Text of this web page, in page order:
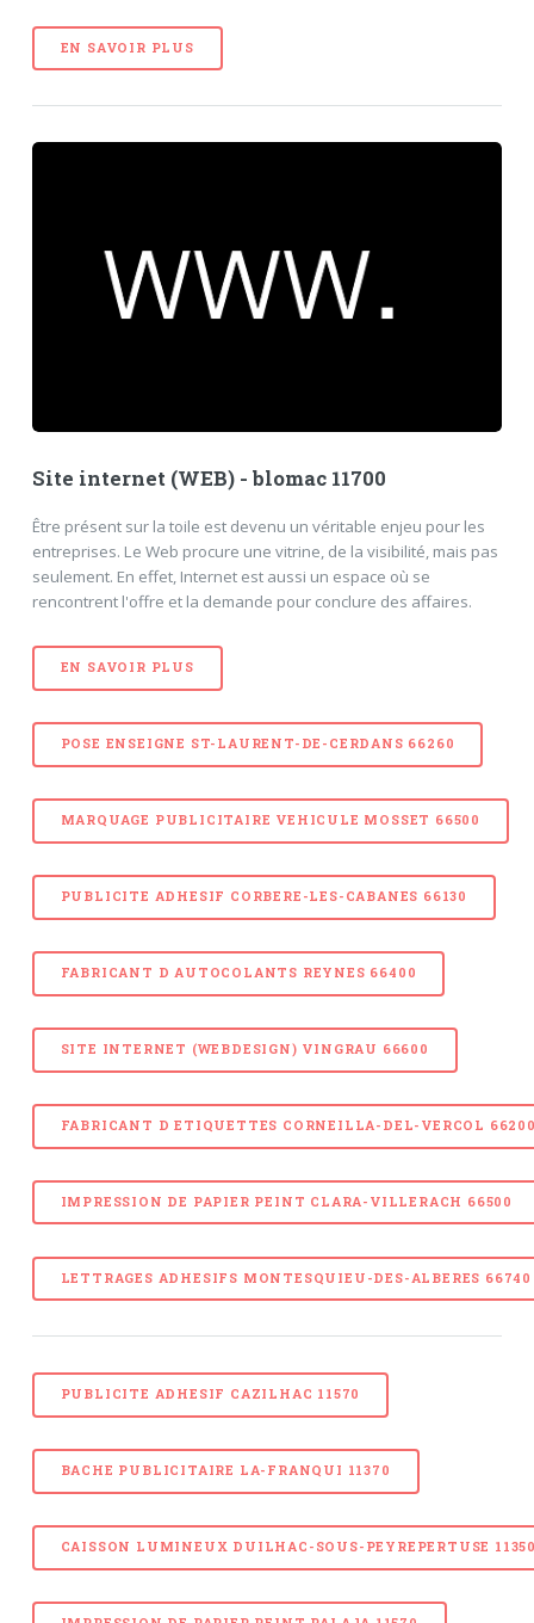
EN SAVOIR PLUS
Site internet (WEB) - blomac 11700
Être présent sur la toile est devenu un véritable enjeu pour les
entreprises. Le Web procure une vitrine, de la visibilité, mais pas
seulement. En effet, Internet est aussi un espace où se
rencontrent l'offre et la demande pour conclure des affaires.
EN SAVOIR PLUS
POSE ENSEIGNE ST-LAURENT-DE-CERDANS 66260
MARQUAGE PUBLICITAIRE VEHICULE MOSSET 66500
PUBLICITE ADHESIF CORBERE-LES-CABANES 66130
FABRICANT D AUTOCOLANTS REYNES 66400
SITE INTERNET (WEBDESIGN) VINGRAU 66600
FABRICANT D ETIQUETTES CORNEILLA-DEL-VERCOL
IMPRESSION DE PAPIER PEINT CLARA-VILLERACH 66500
LETTRAGES ADHESIFS MONTESQUIEU-DES-ALBERES 66740
PUBLICITE ADHESIF CAZILHAC 11570
BACHE PUBLICITAIRE LA-FRANQUI 11370
CAISSON LUMINEUX DUILHAC-SOUS-PEYREPERTUSE